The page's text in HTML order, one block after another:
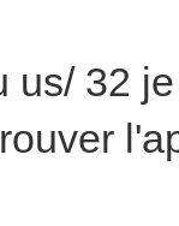
us/ 32